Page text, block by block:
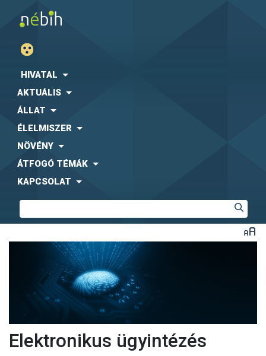
HIVATAL
AKTUÁLIS
ÁLLAT
ÉLELMISZER
NÖVÉNY
ÁTFOGÓ TÉMÁK
KAPCSOLAT
Elektronikus ügyintézés